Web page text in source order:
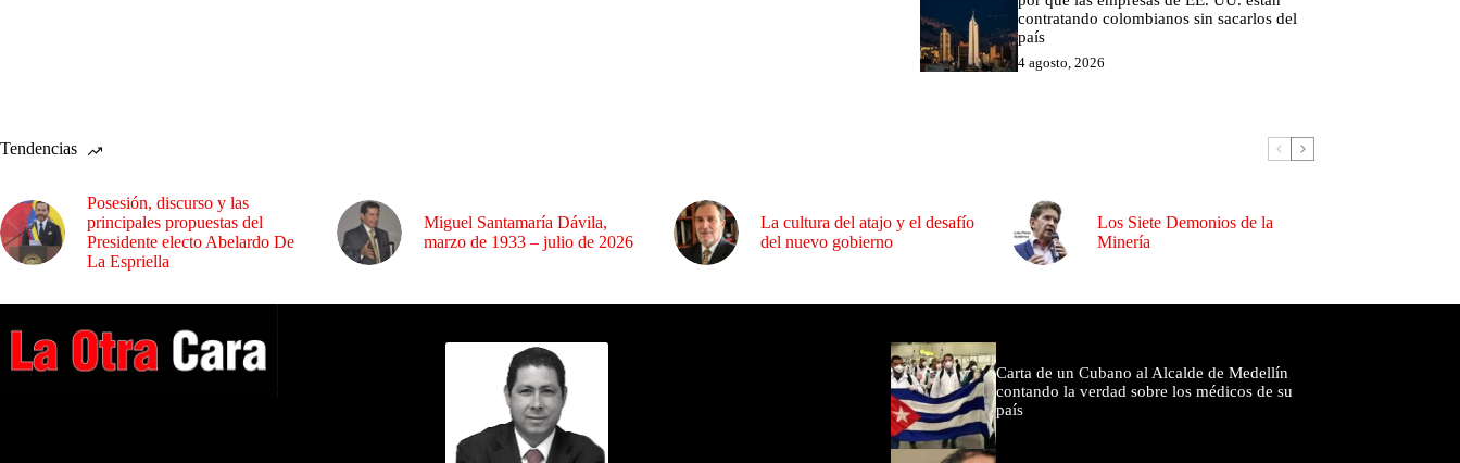
contratando colombianos sin sacarlos del
país
4 agosto, 2026
Tendencias
Posesión, discurso y las
principales propuestas del
Presidente electo Abelardo De
La Espriella
Miguel Santamaría Dávila,
marzo de 1933 – julio de 2026
La cultura del atajo y el desafío
del nuevo gobierno
Los Siete Demonios de la
Minería
Carta de un Cubano al Alcalde de Medellín
contando la verdad sobre los médicos de su
país